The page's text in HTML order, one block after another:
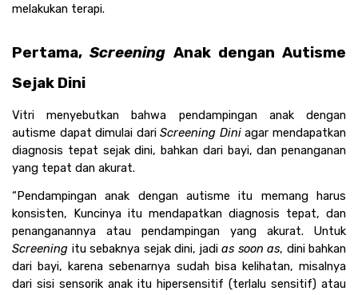
melakukan terapi.
Pertama, Screening Anak dengan Autisme
Sejak Dini
Vitri menyebutkan bahwa pendampingan anak dengan
autisme dapat dimulai dari Screening Dini agar mendapatkan
diagnosis tepat sejak dini, bahkan dari bayi, dan penanganan
yang tepat dan akurat.
“Pendampingan anak dengan autisme itu memang harus
konsisten, Kuncinya itu mendapatkan diagnosis tepat, dan
Screening itu sebaknya sejak dini, jadi as soon as, dini bahkan
dari bayi, karena sebenarnya sudah bisa kelihatan, misalnya
dari sisi sensorik anak itu hipersensitif (terlalu sensitif) atau